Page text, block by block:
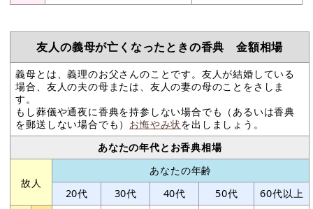
友人の義母が亡くなったときの香典 金額相場
義母とは、義理のお父さんのことです。友人が結婚している
場合、友人の夫の母または、友人の妻の母のことをさしま
す。
もし葬儀や通夜に香典を持参しない場合でも（あるいは香典
を郵送しない場合でも） お悔やみ状を出しましょう。
あなたの年代とお香典相場
故人
あなたの年齢
20代
30代 40代 50代
60代以上